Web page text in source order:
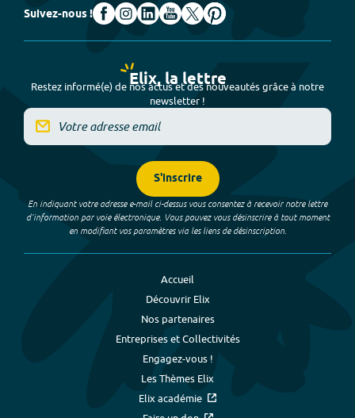
Suivez-nous !
Elix, la lettre
Restez informé(e) de nos actus et des nouveautés grâce à notre
newsletter !
S'inscrire
En indiquant votre adresse e-mail ci-dessus vous consentez à recevoir notre lettre
d’information par voie électronique. Vous pouvez vous désinscrire à tout moment
en modifiant vos paramètres via les liens de désinscription.
Accueil
Découvrir Elix
Nos partenaires
Entreprises et Collectivités
Engagez-vous !
Les Thèmes Elix
Elix académie